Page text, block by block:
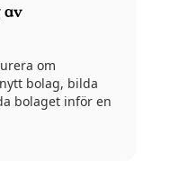
om
bolag, bilda
bolaget inför en